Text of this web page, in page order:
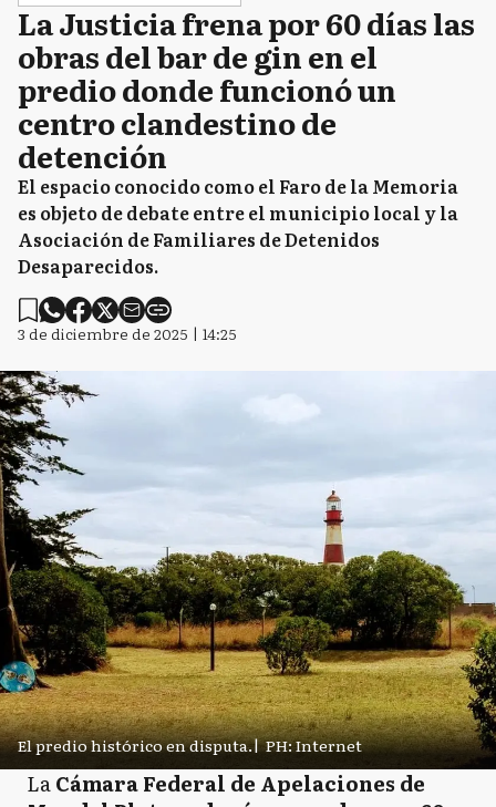
La Justicia frena por 60 días las
obras del bar de gin en el
predio donde funcionó un
centro clandestino de
detención
El espacio conocido como el Faro de la Memoria
es objeto de debate entre el municipio local y la
Asociación de Familiares de Detenidos
Desaparecidos.
3 de diciembre de 2025 | 14:25
El predio histórico en disputa.| PH: Internet
LaCámara Federal de Apelaciones de